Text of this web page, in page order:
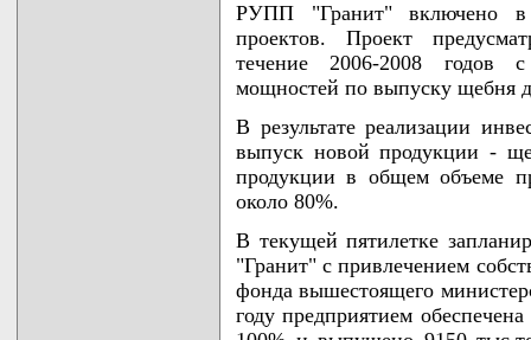
РУПП "Гранит" включено в
проектов. Проект
течение 2006-2008 годов
мощностей по выпуску щебня
В результате реализации
выпуск новой продукции -
продукции в общем объеме
около 80%.
В текущей пятилетке
"Гранит" с привлечением
фонда вышестоящего
году предприятием